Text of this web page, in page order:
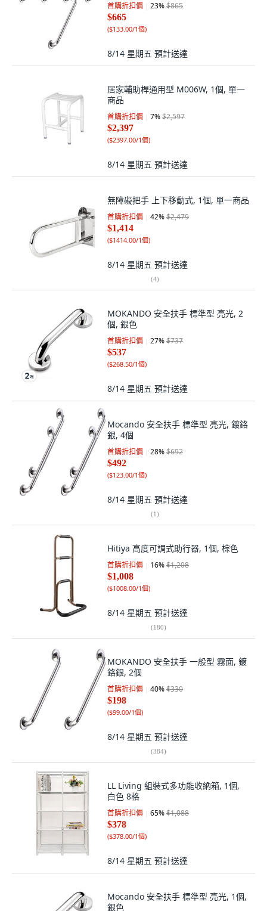
首購折扣價 23%$865
$665
($133.00/1個)
8/14 星期五 預計送達
居家輔助桿通用型 M006W, 1個, 單一
商品
首購折扣價 7%$2,597
$2,397
($2397.00/1個)
8/14 星期五 預計送達
無障礙把手 上下移動式, 1個, 單一商品
首購折扣價 42%$2,479
$1,414
($1414.00/1個)
8/14 星期五 預計送達
(4)
MOKANDO 安全扶手 標準型 亮光, 2
個, 銀色
首購折扣價 27%$737
$537
($268.50/1個)
8/14 星期五 預計送達
Mocando 安全扶手 標準型 亮光, 鍍鉻
銀, 4個
首購折扣價 28%$692
$492
($123.00/1個)
8/14 星期五 預計送達
(1)
Hitiya 高度可調式助行器, 1個, 棕色
首購折扣價 16%$1,208
$1,008
($1008.00/1個)
8/14 星期五 預計送達
(180)
MOKANDO 安全扶手 一般型 霧面, 鍍
鉻銀, 2個
首購折扣價 40%$330
$198
($99.00/1個)
8/14 星期五 預計送達
(384)
LL Living 組裝式多功能收納箱, 1個,
白色 8格
首購折扣價 65%$1,088
$378
($378.00/1個)
8/14 星期五 預計送達
Mocando 安全扶手 標準型 亮光, 1個,
銀色